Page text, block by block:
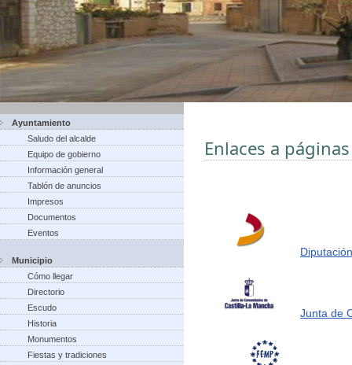
Ayuntamiento
Saludo del alcalde
Equipo de gobierno
Información general
Tablón de anuncios
Impresos
Documentos
Eventos
Municipio
Cómo llegar
Directorio
Escudo
Historia
Monumentos
Fiestas y tradiciones
Enlaces a
Junta de